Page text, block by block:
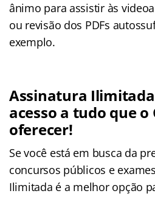
ânimo para assistir às
ou revisão dos PDFs
exemplo.
Assinatura
acesso a tudo que
oferecer!
Se você está em busca da
concursos públicos e
Ilimitada é a melhor opção